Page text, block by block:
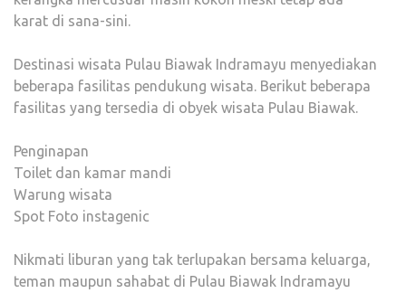
karat di sana-sini.
Destinasi wisata Pulau Biawak Indramayu menyediakan
beberapa fasilitas pendukung wisata. Berikut beberapa
fasilitas yang tersedia di obyek wisata Pulau Biawak.
Penginapan
Toilet dan kamar mandi
Warung wisata
Spot Foto instagenic
Nikmati liburan yang tak terlupakan bersama keluarga,
teman maupun sahabat di Pulau Biawak Indramayu